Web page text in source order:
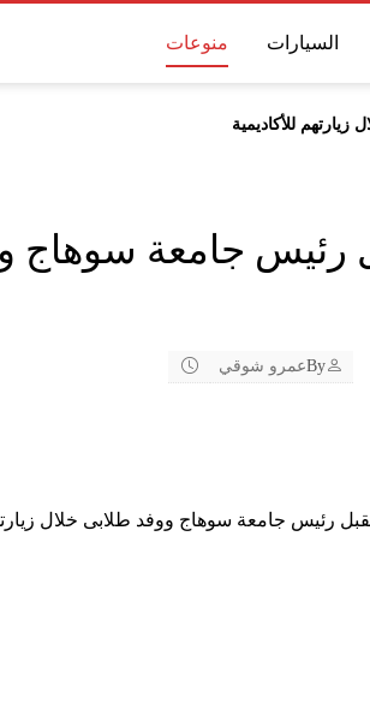
السيارات منوعات
للأكاديمية
رئيس جامعة سوهاج
Byعمرو شوقي